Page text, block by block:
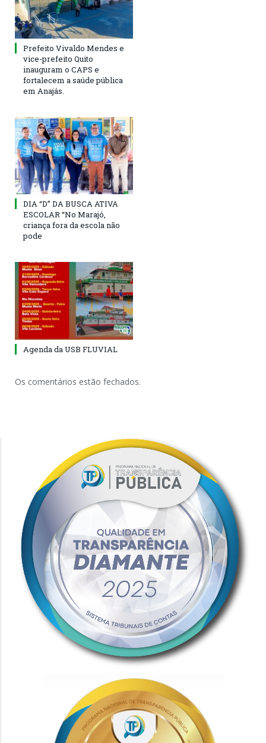
Prefeito Vivaldo Mendes e
vice-prefeito Quito
inauguram o CAPS e
fortalecem a saúde pública
em Anajás.
DIA “D” DA BUSCA ATIVA
ESCOLAR “No Marajó,
criança fora da escola não
pode
Agenda da USB FLUVIAL
Os comentários estão fechados.